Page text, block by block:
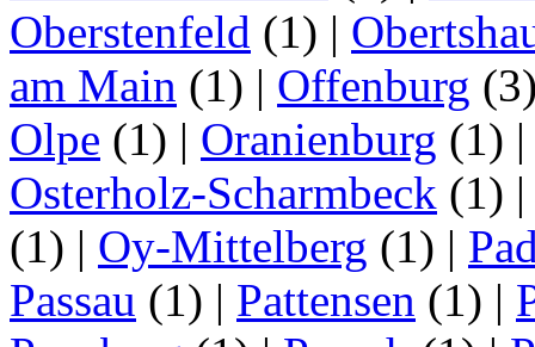
Oberstenfeld (1) |
am Main (1) | Offenburg
Olpe (1) | Oranienburg (1)
Osterholz-Scharmbeck (1)
(1) | Oy-Mittelberg (1) |
Passau (1) | Pattensen (1) |